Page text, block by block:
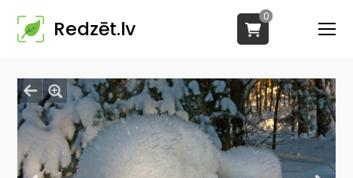
Redzēt.lv
0